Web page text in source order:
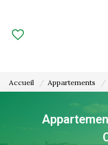
Accueil Appartements